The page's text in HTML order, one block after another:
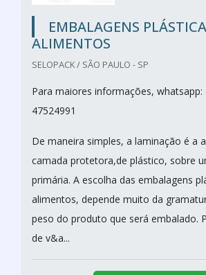
EMBALAGENS
ALIMENTOS
SELOPACK / SÃO PAULO - SP
Para maiores informações, whatsapp:
47524991
De maneira simples, a laminação é a
camada protetora,de plástico, sobre
primária. A escolha das embalagens
alimentos, depende muito da
peso do produto que será embalado.
de v&a...